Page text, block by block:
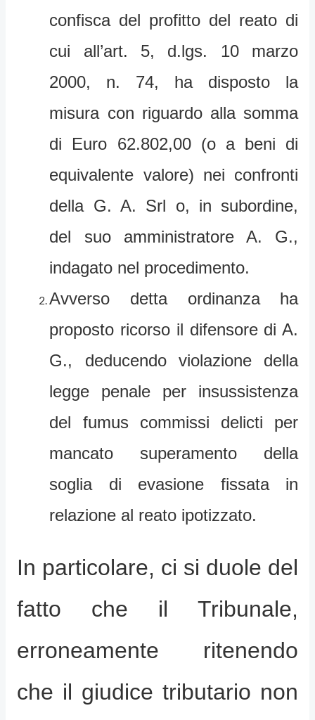
confisca del profitto del reato di
cui all’art. 5, d.lgs. 10 marzo
2000, n. 74, ha disposto la
misura con riguardo alla somma
di Euro 62.802,00 (o a beni di
equivalente valore) nei confronti
della G. A. Srl o, in subordine,
del suo amministratore A. G.,
indagato nel procedimento.
Avverso detta ordinanza ha
proposto ricorso il difensore di A.
G., deducendo violazione della
legge penale per insussistenza
del fumus commissi delicti per
mancato superamento della
soglia di evasione fissata in
relazione al reato ipotizzato.
In particolare, ci si duole del
fatto che il Tribunale,
erroneamente ritenendo
che il giudice tributario non